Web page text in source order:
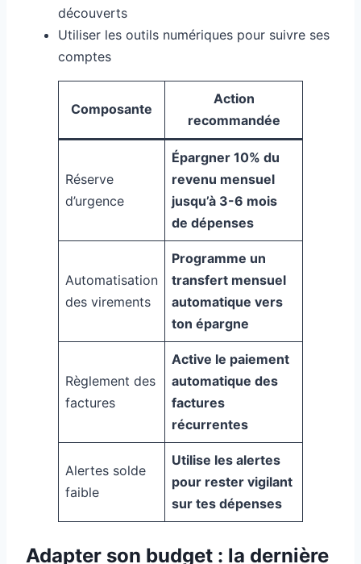
découverts
Utiliser les outils numériques pour suivre ses
comptes
Composante
Action
recommandée
Réserve
d’urgence
Épargner 10% du
revenu mensuel
jusqu’à 3-6 mois
de dépenses
Automatisation
des virements
Programme un
transfert mensuel
automatique vers
ton épargne
Règlement des
factures
Active le paiement
automatique des
factures
récurrentes
Alertes solde
faible
Utilise les alertes
pour rester vigilant
sur tes dépenses
Adapter son budget : la dernière